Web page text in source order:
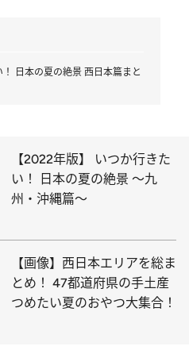
日本の夏の絶景 西日本篇まと
【2022年版】 いつか行きた
い！ 日本の夏の絶景 ～九
州・沖縄篇～
【画像】西日本エリアを総ま
とめ！ 47都道府県の手土産
つめたい夏のおやつ大集合！